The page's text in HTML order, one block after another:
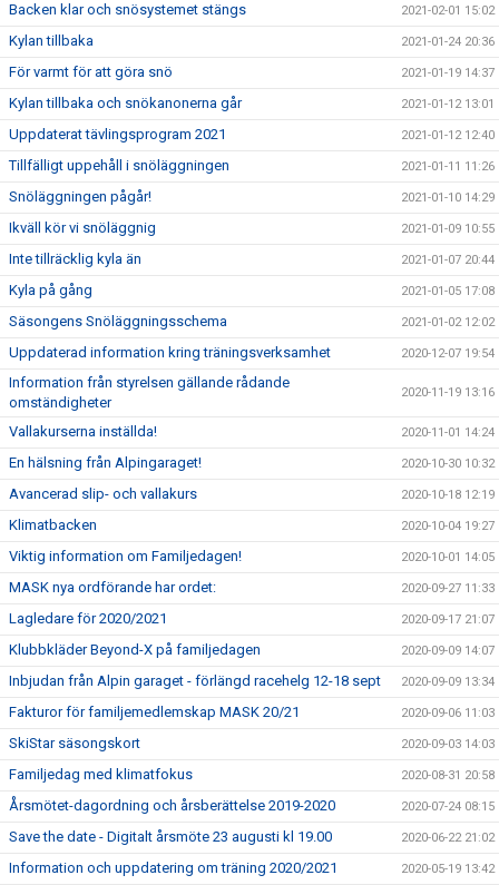
Backen klar och snösystemet stängs 2021-02-01 15:02
Kylan tillbaka 2021-01-24 20:36
För varmt för att göra snö 2021-01-19 14:37
Kylan tillbaka och snökanonerna går 2021-01-12 13:01
Uppdaterat tävlingsprogram 2021 2021-01-12 12:40
Tillfälligt uppehåll i snöläggningen 2021-01-11 11:26
Snöläggningen pågår! 2021-01-10 14:29
Ikväll kör vi snöläggnig 2021-01-09 10:55
Inte tillräcklig kyla än 2021-01-07 20:44
Kyla på gång 2021-01-05 17:08
Säsongens Snöläggningsschema 2021-01-02 12:02
Uppdaterad information kring träningsverksamhet 2020-12-07 19:54
Information från styrelsen gällande rådande
omständigheter
2020-11-19 13:16
Vallakurserna inställda! 2020-11-01 14:24
En hälsning från Alpingaraget! 2020-10-30 10:32
Avancerad slip- och vallakurs 2020-10-18 12:19
Klimatbacken 2020-10-04 19:27
Viktig information om Familjedagen! 2020-10-01 14:05
MASK nya ordförande har ordet: 2020-09-27 11:33
Lagledare för 2020/2021 2020-09-17 21:07
Klubbkläder Beyond-X på familjedagen 2020-09-09 14:07
Inbjudan från Alpin garaget - förlängd racehelg 12-18 sept 2020-09-09 13:34
Fakturor för familjemedlemskap MASK 20/21 2020-09-06 11:03
SkiStar säsongskort 2020-09-03 14:03
Familjedag med klimatfokus 2020-08-31 20:58
Årsmötet-dagordning och årsberättelse 2019-2020 2020-07-24 08:15
Save the date - Digitalt årsmöte 23 augusti kl 19.00 2020-06-22 21:02
Information och uppdatering om träning 2020/2021 2020-05-19 13:42